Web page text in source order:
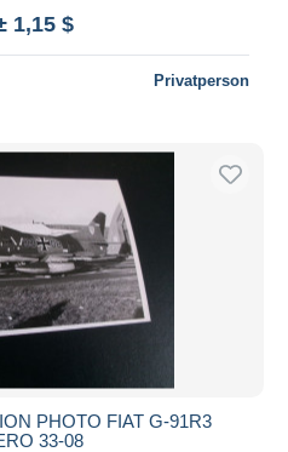
1,15 $
Privatperson
PHOTO FIAT G-91R3
33-08